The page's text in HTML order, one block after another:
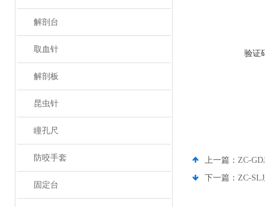
解剖台
取血针
解剖板
昆虫针
瞳孔尺
防咬手套
固定台
验证
上一篇： ZC-
下一篇： ZC-